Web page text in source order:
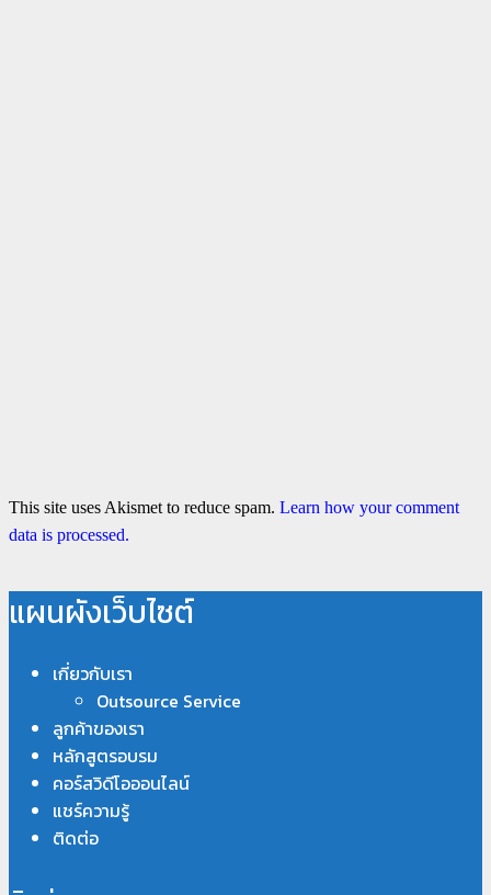
This site uses Akismet to reduce spam. Learn how your comment
data is processed.
แผนผังเว็บไซต์
เกี่ยวกับเรา
Outsource Service
ลูกค้าของเรา
หลักสูตรอบรม
คอร์สวิดีโอออนไลน์
แชร์ความรู้
ติดต่อ